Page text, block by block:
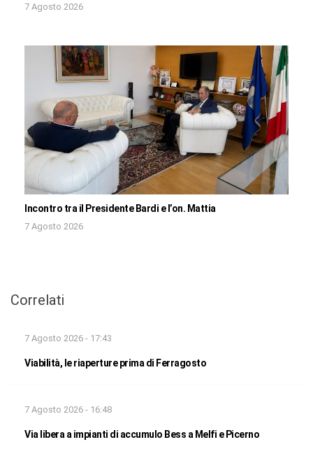
7 Agosto 2026
Incontro tra il Presidente Bardi e l’on. Mattia
7 Agosto 2026
Correlati
7 Agosto 2026 - 17:43
Viabilità, le riaperture prima di Ferragosto
7 Agosto 2026 - 16:48
Via libera a impianti di accumulo Bess a Melfi e Picerno